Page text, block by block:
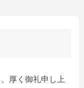
厚く御礼申し上